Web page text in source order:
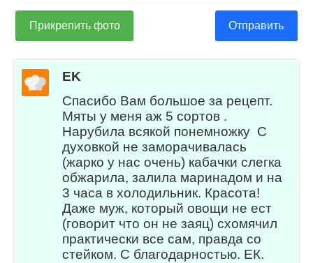
Прикрепить фото Отправить
EK
Спасибо Вам большое за рецепт.
Мяты у меня аж 5 сортов .
Нарубила всякой понемножку С
духовкой не заморачивалась
(жарко у нас очень) кабачки слегка
обжарила, залила маринадом и на
3 часа в холодильник. Красота!
Даже муж, который овощи не ест
(говорит что он не заяц) схомячил
практически все сам, правда со
стейком. С благодарностью. ЕК.